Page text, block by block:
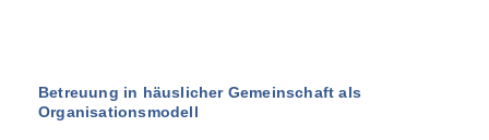
Betreuung in häuslicher Gemeinschaft als
Organisationsmodell